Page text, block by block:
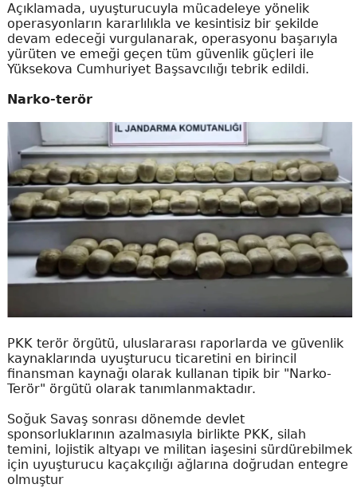
Açıklamada, uyuşturucuyla mücadeleye yönelik
operasyonların kararlılıkla ve kesintisiz bir şekilde
devam edeceği vurgulanarak, operasyonu başarıyla
yürüten ve emeği geçen tüm güvenlik güçleri ile
Yüksekova Cumhuriyet Başsavcılığı tebrik edildi.
Narko-terör
PKK terör örgütü, uluslararası raporlarda ve güvenlik
kaynaklarında uyuşturucu ticaretini en birincil
finansman kaynağı olarak kullanan tipik bir "Narko-
Terör" örgütü olarak tanımlanmaktadır.
Soğuk Savaş sonrası dönemde devlet
sponsorluklarının azalmasıyla birlikte PKK, silah
temini, lojistik altyapı ve militan iaşesini sürdürebilmek
için uyuşturucu kaçakçılığı ağlarına doğrudan entegre
olmuştur